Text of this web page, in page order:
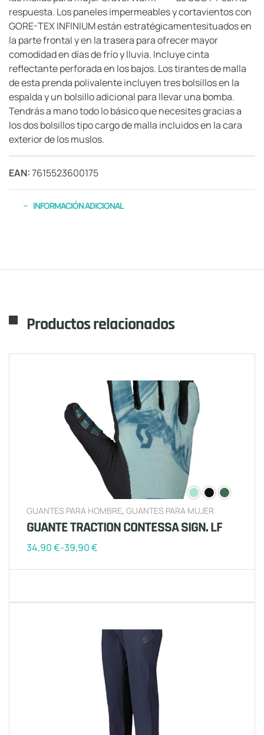
respuesta. Los paneles impermeables y cortavientos con
GORE-TEX INFINIUM están estratégicamentesituados en
la parte frontal y en la trasera para ofrecer mayor
comodidad en días de frío y lluvia. Incluye cinta
reflectante perforada en los bajos. Los tirantes de malla
de esta prenda polivalente incluyen tres bolsillos en la
espalda y un bolsillo adicional para llevar una bomba.
Tendrás a mano todo lo básico que necesites gracias a
los dos bolsillos tipo cargo de malla incluidos en la cara
exterior de los muslos.
EAN:7615523600175
INFORMACIÓN ADICIONAL
Productos relacionados
GUANTES PARA HOMBRE, GUANTES PARA MUJER
GUANTE TRACTION CONTESSA SIGN. LF
34,90€-39,90€